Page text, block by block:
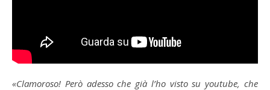
«Clamoroso! Però adesso che già l’ho visto su youtube, che